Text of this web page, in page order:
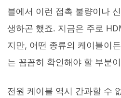
블에서 이런 접촉 불량이나
생하곤 했죠. 지금은 주로
지만, 어떤 종류의 케이블이
는 꼼꼼히 확인해야 할 부분
전원 케이블 역시 간과할 수